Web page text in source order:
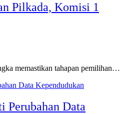
Pilkada, Komisi 1
memastikan tahapan pemilihan…
Perubahan Data